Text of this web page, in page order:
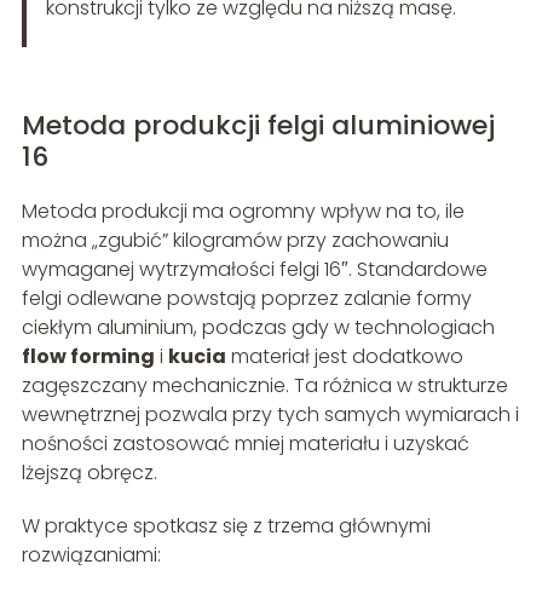
konstrukcji tylko ze względu na niższą masę.
Metoda produkcji felgi aluminiowej
16
Metoda produkcji ma ogromny wpływ na to, ile
można „zgubić” kilogramów przy zachowaniu
wymaganej wytrzymałości felgi 16″. Standardowe
felgi odlewane powstają poprzez zalanie formy
ciekłym aluminium, podczas gdy w technologiach
flow forming i kucia materiał jest dodatkowo
zagęszczany mechanicznie. Ta różnica w strukturze
wewnętrznej pozwala przy tych samych wymiarach i
nośności zastosować mniej materiału i uzyskać
lżejszą obręcz.
W praktyce spotkasz się z trzema głównymi
rozwiązaniami: